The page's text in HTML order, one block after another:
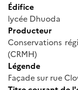
Édifice
lycée Dhuoda
Producteur
Conservations
(CRMH)
Légende
Façade sur rue